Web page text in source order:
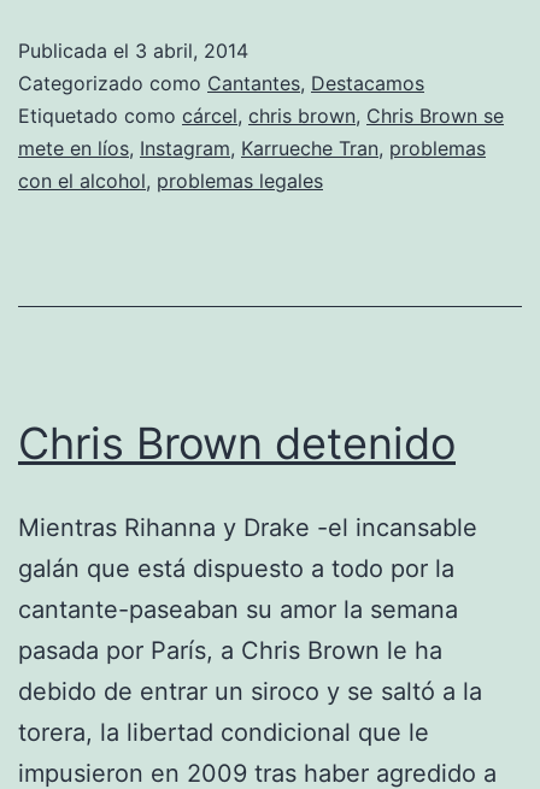
en
la
cárcel
Publicada el 3 abril, 2014
Categorizado como Cantantes, Destacamos
Etiquetado como cárcel, chris brown, Chris Brown se
mete en líos, Instagram, Karrueche Tran, problemas
con el alcohol, problemas legales
Chris Brown detenido
Mientras Rihanna y Drake -el incansable
galán que está dispuesto a todo por la
cantante-paseaban su amor la semana
pasada por París, a Chris Brown le ha
debido de entrar un siroco y se saltó a la
torera, la libertad condicional que le
impusieron en 2009 tras haber agredido a